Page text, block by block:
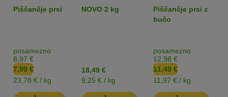
Cosma Jelly
Snack 24 x 14
Piščančje prsi
posamezno
8,97 €
7,99 €
23,78 € / kg
NOVO 2 kg
18,49 €
9,25 € / kg
Cosma Soup 24
x 40 g
Piščančje prsi z
bučo
posamezno
12,98 €
11,49 €
11,97 € / kg